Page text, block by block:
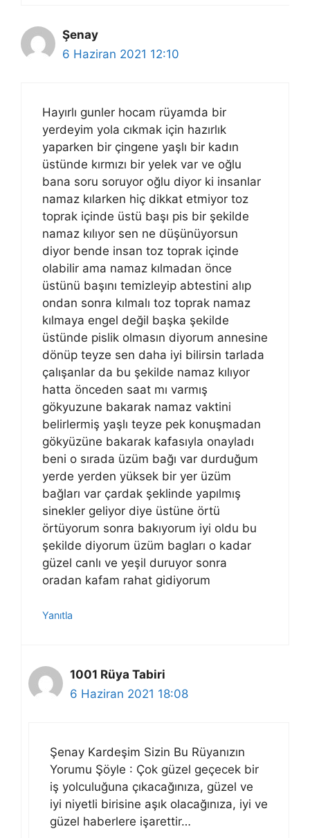
Şenay
6 Haziran 2021 12:10
Hayırlı gunler hocam rüyamda bir
yerdeyim yola cıkmak için hazırlık
yaparken bir çingene yaşlı bir kadın
üstünde kırmızı bir yelek var ve oğlu
bana soru soruyor oğlu diyor ki insanlar
namaz kılarken hiç dikkat etmiyor toz
toprak içinde üstü başı pis bir şekilde
namaz kılıyor sen ne düşünüyorsun
diyor bende insan toz toprak içinde
olabilir ama namaz kılmadan önce
üstünü başını temizleyip abtestini alıp
ondan sonra kılmalı toz toprak namaz
kılmaya engel değil başka şekilde
üstünde pislik olmasın diyorum annesine
dönüp teyze sen daha iyi bilirsin tarlada
çalışanlar da bu şekilde namaz kılıyor
hatta önceden saat mı varmış
gökyuzune bakarak namaz vaktini
belirlermiş yaşlı teyze pek konuşmadan
gökyüzüne bakarak kafasıyla onayladı
beni o sırada üzüm bağı var durduğum
yerde yerden yüksek bir yer üzüm
bağları var çardak şeklinde yapılmış
sinekler geliyor diye üstüne örtü
örtüyorum sonra bakıyorum iyi oldu bu
şekilde diyorum üzüm bagları o kadar
güzel canlı ve yeşil duruyor sonra
oradan kafam rahat gidiyorum
Yanıtla
1001 Rüya Tabiri
6 Haziran 2021 18:08
Şenay Kardeşim Sizin Bu Rüyanızın
Yorumu Şöyle : Çok güzel geçecek bir
iş yolculuğuna çıkacağınıza, güzel ve
iyi niyetli birisine aşık olacağınıza, iyi ve
güzel haberlere işarettir…